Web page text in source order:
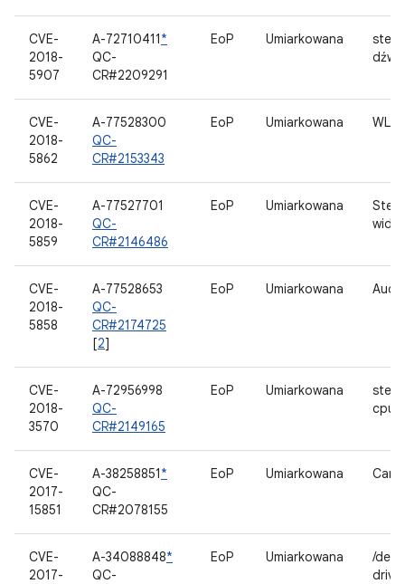
CVE-
2018-
5907
A-72710411*
QC-
CR#2209291
EoP Umiarkowana
CVE-
2018-
5862
A-77528300
QC-
CR#2153343
EoP Umiarkowana
CVE-
2018-
5859
A-77527701
QC-
CR#2146486
EoP Umiarkowana
CVE-
2018-
5858
A-77528653
QC-
CR#2174725
[2]
EoP Umiarkowana
CVE-
2018-
3570
A-72956998
QC-
CR#2149165
EoP Umiarkowana
CVE-
2017-
15851
A-38258851*
QC-
CR#2078155
EoP Umiarkowana
CVE-
2017-
A-34088848*
QC-
EoP Umiarkowana
/dev/
driver